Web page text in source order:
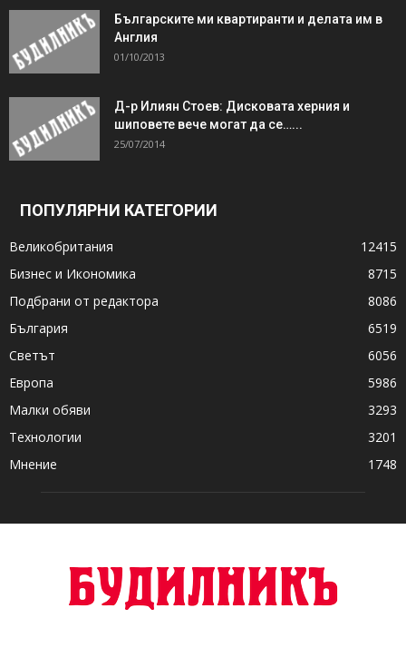
Българските ми квартиранти и делата им в
Англия
01/10/2013
Д-р Илиян Стоев: Дисковата херния и
шиповете вече могат да се…...
25/07/2014
ПОПУЛЯРНИ КАТЕГОРИИ
Великобритания
12415
Бизнес и Икономика
8715
Подбрани от редактора
8086
България
6519
Светът
6056
Европа
5986
Малки обяви
3293
Технологии
3201
Мнение
1748